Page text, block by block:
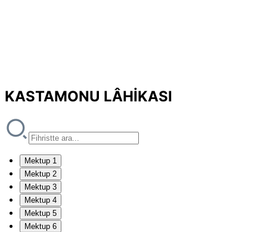
KASTAMONU LÂHİKASI
Mektup 1
Mektup 2
Mektup 3
Mektup 4
Mektup 5
Mektup 6